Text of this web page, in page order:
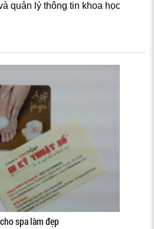
quản lý thông tin khoa học
spa làm đẹp